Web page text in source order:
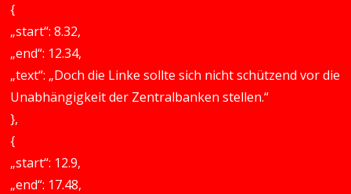
{
„start“: 8.32,
„end“: 12.34,
„text“: „Doch die Linke sollte sich nicht schützend vor die
Unabhängigkeit der Zentralbanken stellen.“
},
{
„start“: 12.9,
„end“: 17.48,